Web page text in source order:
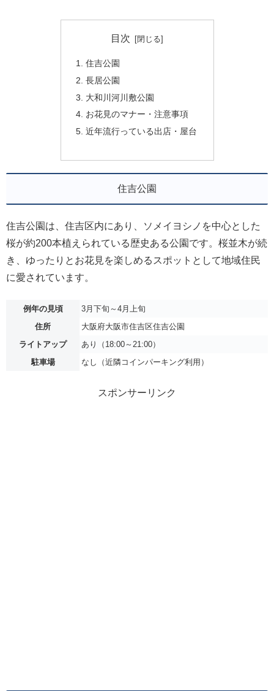
目次
住吉公園
長居公園
大和川河川敷公園
お花見のマナー・注意事項
近年流行っている出店・屋台
住吉公園
住吉公園は、住吉区内にあり、ソメイヨシノを中心とした
桜が約200本植えられている歴史ある公園です。桜並木が続
き、ゆったりとお花見を楽しめるスポットとして地域住民
に愛されています。
例年の見頃
3月下旬～4月上旬
住所
大阪府大阪市住吉区住吉公園
ライトアップ
あり（18:00～21:00）
駐車場
なし（近隣コインパーキング利用）
スポンサーリンク